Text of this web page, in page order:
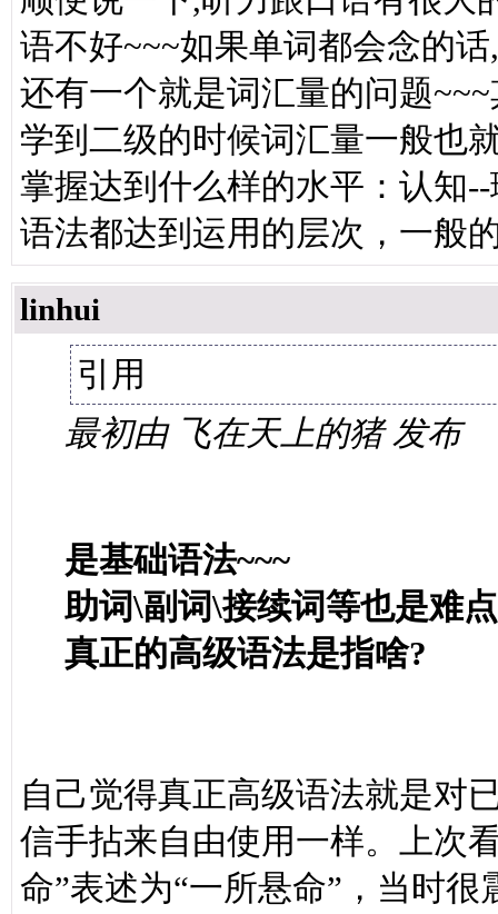
语不好~~~如果单词都会念的
还有一个就是词汇量的问题
学到二级的时候词汇量一般也
掌握达到什么样的水平：认知
语法都达到运用的层次，一般
linhui
引用
最初由 飞在天上的猪 发布
是基础语法~~~
助词\副词\接续词等也是难
真正的高级语法是指啥?
自己觉得真正高级语法就是对
信手拈来自由使用一样。上次
命”表述为“一所悬命”，当时